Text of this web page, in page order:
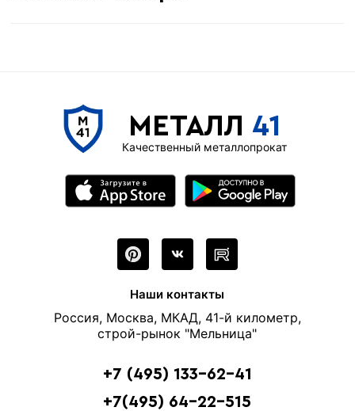
МЕТАЛЛ 41
Качественный металлопрокат
Наши контакты
Россия, Москва, МКАД, 41-й километр,
строй-рынок "Мельница"
+7 (495) 133-62-41
+7(495) 64-22-515